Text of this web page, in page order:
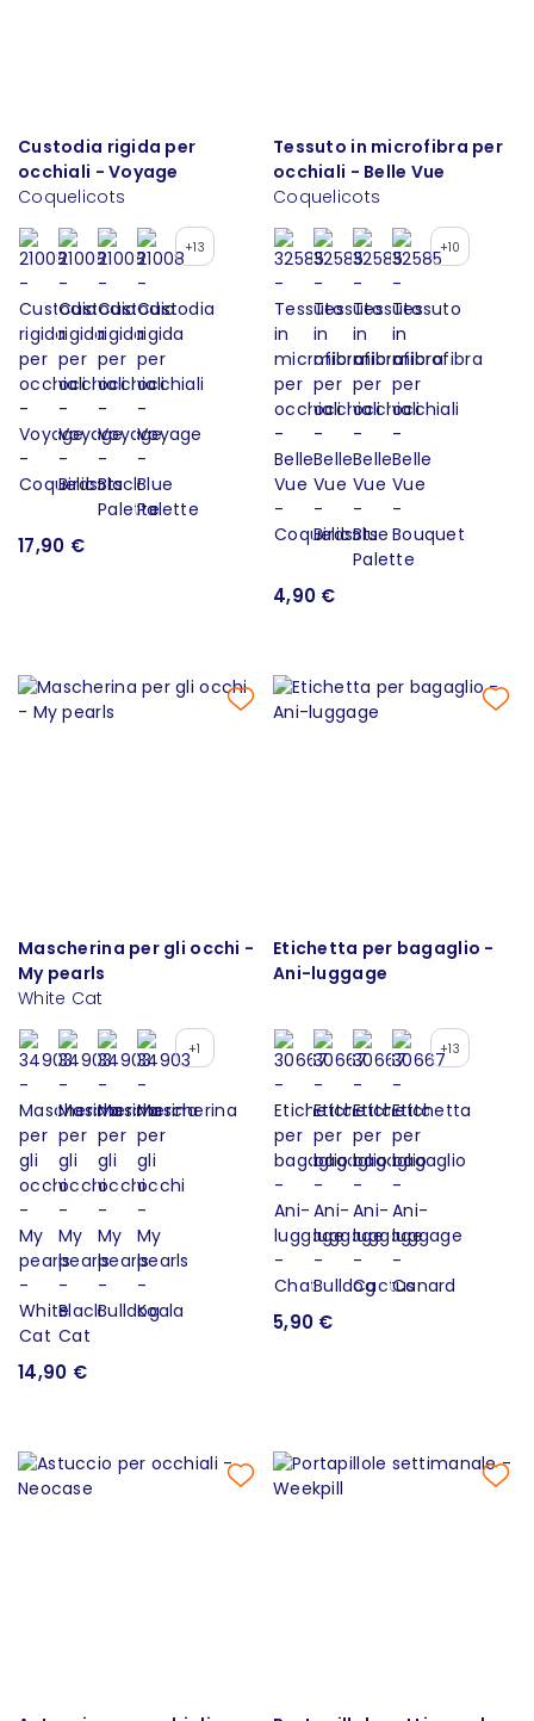
Custodia rigida per
occhiali - Voyage
Coquelicots
+13
17,90 €
Tessuto in microfibra per
occhiali - Belle Vue
Coquelicots
+10
4,90 €
Mascherina per gli occhi -
My pearls
White Cat
+1
14,90 €
Etichetta per bagaglio -
Ani-luggage
+13
5,90 €